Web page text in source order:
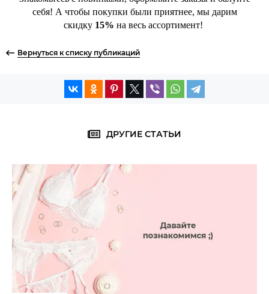
себя! А чтобы покупки были приятнее, мы дарим
скидку 15% на весь ассортимент!
Вернуться к списку публикаций
ДРУГИЕ СТАТЬИ